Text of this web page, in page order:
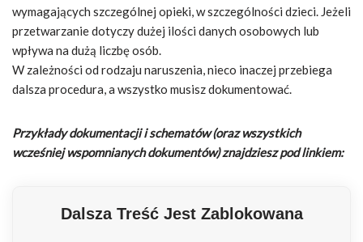
wymagających szczególnej opieki, w szczególności dzieci. Jeżeli
przetwarzanie dotyczy dużej ilości danych osobowych lub
wpływa na dużą liczbę osób.
W zależności od rodzaju naruszenia, nieco inaczej przebiega
dalsza procedura, a wszystko musisz dokumentować.
Przykłady dokumentacji i schematów (oraz wszystkich
wcześniej wspomnianych dokumentów) znajdziesz pod linkiem:
Dalsza Treść Jest Zablokowana